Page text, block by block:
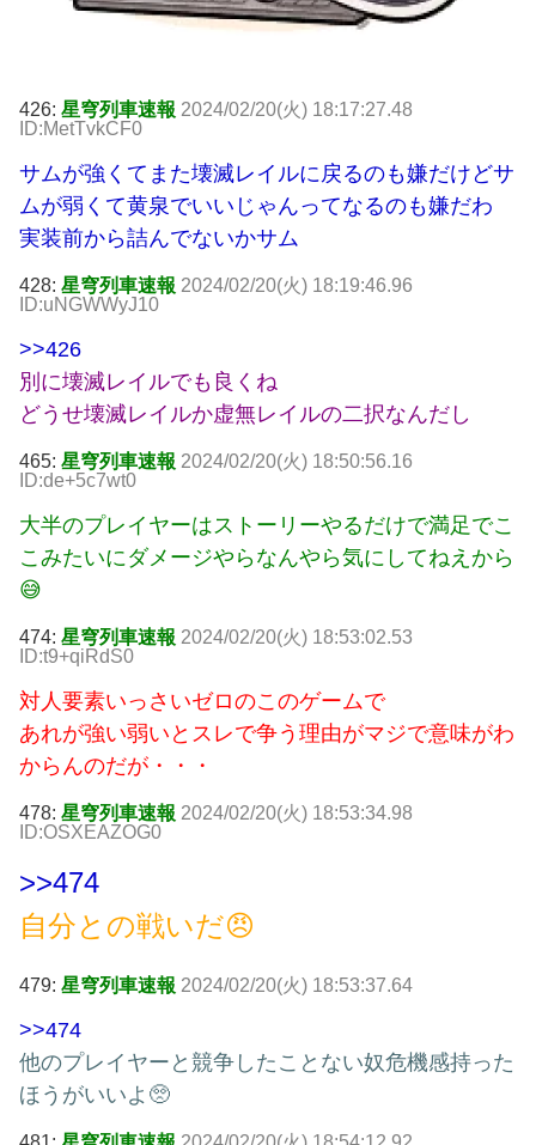
426: 星穹列車速報 2024/02/20(火) 18:17:27.48
ID:MetTvkCF0
サムが強くてまた壊滅レイルに戻るのも嫌だけどサ
ムが弱くて黄泉でいいじゃんってなるのも嫌だわ
実装前から詰んでないかサム
428: 星穹列車速報 2024/02/20(火) 18:19:46.96
ID:uNGWWyJ10
>>426
別に壊滅レイルでも良くね
どうせ壊滅レイルか虚無レイルの二択なんだし
465: 星穹列車速報 2024/02/20(火) 18:50:56.16
ID:de+5c7wt0
大半のプレイヤーはストーリーやるだけで満足でこ
こみたいにダメージやらなんやら気にしてねえから
😅
474: 星穹列車速報 2024/02/20(火) 18:53:02.53
ID:t9+qiRdS0
対人要素いっさいゼロのこのゲームで
あれが強い弱いとスレで争う理由がマジで意味がわ
からんのだが・・・
478: 星穹列車速報 2024/02/20(火) 18:53:34.98
ID:OSXEAZOG0
>>474
自分との戦いだ😠
479: 星穹列車速報 2024/02/20(火) 18:53:37.64
>>474
他のプレイヤーと競争したことない奴危機感持った
ほうがいいよ🥺